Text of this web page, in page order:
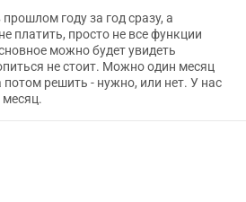
году за год сразу, а
платить, просто не все функции
можно будет увидеть
не стоит. Можно один месяц
потом решить - нужно, или нет. У нас
месяц.